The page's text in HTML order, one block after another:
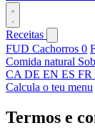
Receitas
FUD Cachorros 0
Comida natural
CA DE EN ES FR
Calcula o teu menu
Termos e